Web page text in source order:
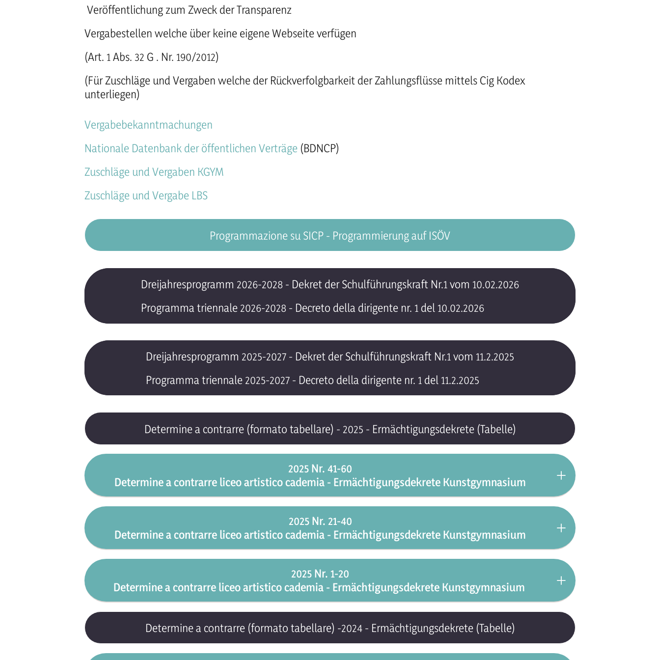
Veröffentlichung zum Zweck der Transparenz
Vergabestellen welche über keine eigene Webseite verfügen
(Art. 1 Abs. 32 G . Nr. 190/2012)
(Für Zuschläge und Vergaben welche der Rückverfolgbarkeit der Zahlungsflüsse mittels Cig Kodex
unterliegen)
Vergabebekanntmachungen
Nationale Datenbank der öffentlichen Verträge (BDNCP)
Zuschläge und Vergaben KGYM
Zuschläge und Vergabe LBS
Programmazione su SICP - Programmierung auf ISÖV
Dreijahresprogramm 2026-2028 - Dekret der Schulführungskraft Nr.1 vom 10.02.2026
Programma triennale 2026-2028 - Decreto della dirigente nr. 1 del 10.02.2026
Dreijahresprogramm 2025-2027 - Dekret der Schulführungskraft Nr.1 vom 11.2.2025
Programma triennale 2025-2027 - Decreto della dirigente nr. 1 del 11.2.2025
Determine a contrarre (formato tabellare) - 2025 - Ermächtigungsdekrete (Tabelle)
2025 Nr. 41-60
Determine a contrarre liceo artistico cademia - Ermächtigungsdekrete Kunstgymnasium
41-2025_kgym_determina_a_contrarre_amicucci_belle_arti_p
42-2025_kgym_determina_a_contrarre_exacta_labcenter_p
43-2025_kgym_determina_a_contrarre_istitut_ladin_micura_de_rue_p
44-2025_kgym_determina_a_contrarre_proservice_p
45-2025_kgym_determina_a_contrarre_amicucci_belle_arti_p_annullato
2025 Nr. 21-40
Determine a contrarre liceo artistico cademia - Ermächtigungsdekrete Kunstgymnasium
21-2025_kgym_determina_a_contrarre_amicucci_belle_arti_p
22-2025_kgym_determina_a_contrarre_viaggi_gardena_p
23-2025_kgym_determina_a_contrarre_opitec_p
2025 Nr. 1-20
Determine a contrarre liceo artistico cademia - Ermächtigungsdekrete Kunstgymnasium
01-2025_kgym_determina_a_contrarre_amonn_office_p
02-2025_kgym_determina_a_contrarre_cpl_srl_p
Determine a contrarre (formato tabellare) -2024 - Ermächtigungsdekrete (Tabelle)